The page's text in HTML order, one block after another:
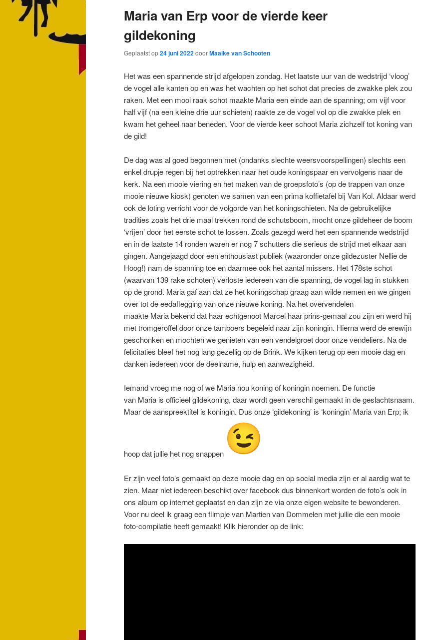
Maria van Erp voor de vierde keer
gildekoning
Geplaatst op24 juni 2022doorMaaike van Schooten
Het was een spannende strijd afgelopen zondag. Het laatste uur van de wedstrijd ‘vloog’
de vogel alle kanten op en was het wachten op het schot dat precies de zwakke plek zou
raken. Met een mooi raak schot maakte Maria een einde aan de spanning; om vijf voor
half vijf (na een kleine drie uur schieten) raakte ze de vogel vol op die zwakke plek en
kwam het geheel naar beneden. Voor de vierde keer schoot Maria zichzelf tot koning van
de gild!
De dag was al goed begonnen met (ondanks slechte weersvoorspellingen) slechts een
enkel drupje regen bij het optrekken naar het oude koningspaar en vervolgens naar de
kerk. Na een mooie viering en het maken van de groepsfoto’s (op de trappen van onze
mooie nieuwe kiosk) genoten we samen van een prima koffietafel bij Van Kol. Aldaar werd
ook de loting verricht voor de volgorde van het koningschieten. Na de gebruikelijke
tradities zoals het drie maal trekken rond de schutsboom, mocht onze gildeheer de boom
‘vrijen’ door het eerste schot te lossen. Zoals gezegd werd het een spannende wedstrijd
en in de laatste 14 ronden waren er nog 7 schutters die serieus de strijd met elkaar aan
gingen. Aangejaagd door een enthousiast publiek (waaronder onze gildezuster Nellie de
Hoog!) nam de spanning toe en daarmee ook het aantal missers. Het 178ste schot
(waarvan 139 rake schoten) verloste iedereen van die spanning, de vogel lag in stukken
op de grond. Maria gaf aan dat ze het koningschap graag aan wilde nemen en we gingen
over tot de eedaflegging van onze nieuwe koning. Na het overvendelen
maakte Maria bekend dat haar echtgenoot Marcel haar prins-gemaal zou zijn en werd hij
met tromgeroffel door onze tamboers begeleid naar zijn koningin. Hierna werd de erewijn
geschonken en mochten we genieten van een vendelgroet door onze vendeliers. Na de
felicitaties bleef het nog lang gezellig op de Brink. We kijken terug op een mooie dag en
danken iedereen voor de deelname, hulp en aanwezigheid.
Iemand vroeg me nog of we Maria nou koning of koningin noemen. De functie
van Maria is officieel gildekoning, daar wordt geen verschil gemaakt in de geslachtsnaam.
Maar de aanspreektitel is koningin. Dus onze ‘gildekoning’ is ‘koningin’ Maria van Erp; ik
hoop dat jullie het nog snappen
Er zijn veel foto’s gemaakt op deze mooie dag en op social media zijn er al aardig wat te
zien. Maar niet iedereen beschikt over facebook dus binnenkort worden de foto’s ook in
ons album op internet geplaatst en dan zijn ze via onze eigen website te bewonderen.
Voor nu deel ik graag een filmpje van Martien van Dommelen met jullie die een mooie
foto-compilatie heeft gemaakt! Klik hieronder op de link: